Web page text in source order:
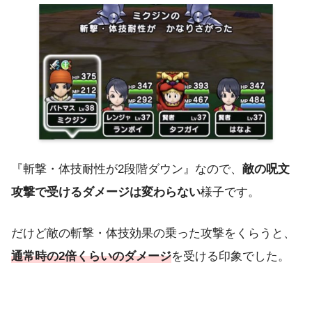
『斬撃・体技耐性が2段階ダウン』なので、 敵の呪文
攻撃で受けるダメージは変わらない様子です。
だけど敵の斬撃・体技効果の乗った攻撃をくらうと、
通常時の2倍くらいのダメージを受ける印象でした。